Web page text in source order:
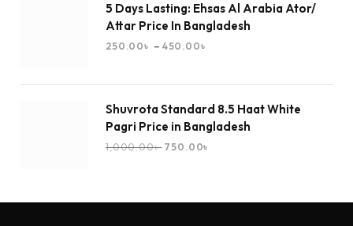
5 Days Lasting: Ehsas Al Arabia Ator/
Attar Price In Bangladesh
250.00৳ – 450.00৳
Shuvrota Standard 8.5 Haat White
Pagri Price in Bangladesh
1,000.00৳ 750.00৳